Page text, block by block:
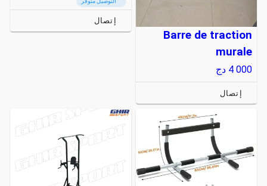
Barre de traction
murale
4 000 دج
إتصال
إتصال